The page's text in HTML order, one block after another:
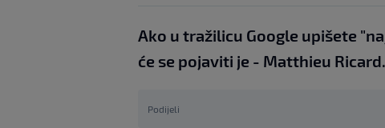
Ako u tražilicu Google upišete
će se pojaviti je - Matthieu Ricard.
Podijeli